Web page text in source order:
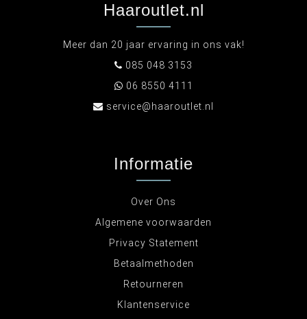
Haaroutlet.nl
Meer dan 20 jaar ervaring in ons vak!
085 048 3153
06 8550 4111
service@haaroutlet.nl
Informatie
Over Ons
Algemene voorwaarden
Privacy Statement
Betaalmethoden
Retourneren
Klantenservice